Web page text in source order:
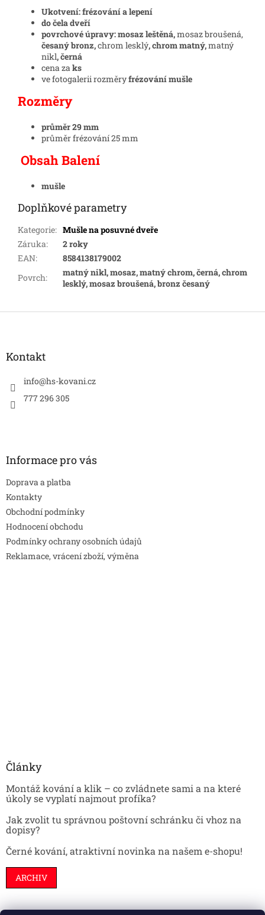
Ukotvení: frézování a lepení
do čela dveří
povrchové úpravy: mosaz leštěná,mosaz broušená,
česaný bronz,chrom lesklý, chrom matný,matný
nikl, černá
cena zaks
ve fotogalerii rozměryfrézování mušle
Rozměry
průměr 29 mm
průměr frézování 25 mm
Obsah Balení
mušle
Doplňkové parametry
Kategorie: Mušle na posuvné dveře
Záruka:
2 roky
EAN:
8584138179002
Povrch:
matný nikl, mosaz, matný chrom, černá, chrom
lesklý, mosaz broušená, bronz česaný
Kontakt
info@hs-kovani.cz
777 296 305
Informace pro vás
Doprava a platba
Kontakty
Obchodní podmínky
Hodnocení obchodu
Podmínky ochrany osobních údajů
Reklamace, vrácení zboží, výměna
Články
Montáž kování a klik – co zvládnete sami a na které
úkoly se vyplatí najmout profíka?
Jak zvolit tu správnou poštovní schránku či vhoz na
dopisy?
Černé kování, atraktivní novinka na našem e-shopu!
ARCHIV